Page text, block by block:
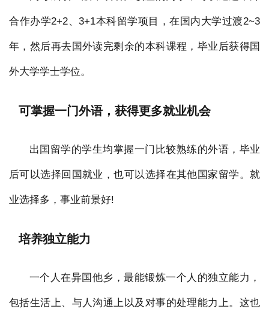
合作办学2+2、3+1本科留学项目，在国内大学过渡2~3
年，然后再去国外读完剩余的本科课程，毕业后获得国
外大学学士学位。
可掌握一门外语，获得更多就业机会
出国留学的学生均掌握一门比较熟练的外语，毕业
后可以选择回国就业，也可以选择在其他国家留学。就
业选择多，事业前景好!
培养独立能力
一个人在异国他乡，最能锻炼一个人的独立能力，
包括生活上、与人沟通上以及对事的处理能力上。这也